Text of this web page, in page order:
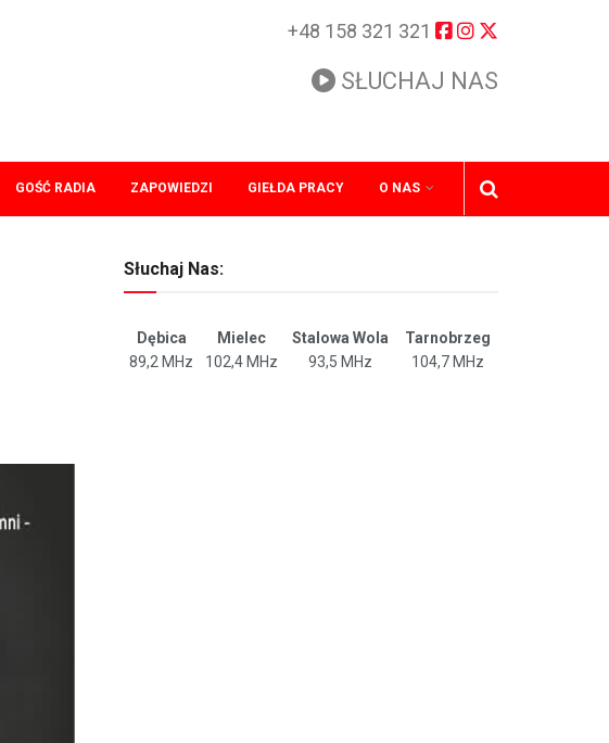
+48 158 321 321
SŁUCHAJ NAS
GOŚĆ RADIA ZAPOWIEDZI GIEŁDA PRACY O NAS
Słuchaj Nas:
Dębica Mielec Stalowa Wola
Tarnobrzeg
89,2 MHz
102,4 MHz 93,5 MHz 104,7 MHz